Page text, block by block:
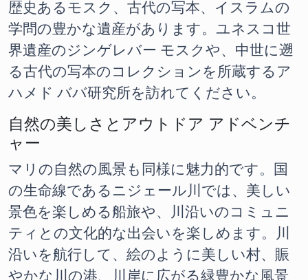
歴史あるモスク、古代の写本、イスラムの
学問の豊かな遺産があります。ユネスコ世
界遺産のジンゲレバー モスクや、中世に遡
る古代の写本のコレクションを所蔵するア
ハメド ババ研究所を訪れてください。
自然の美しさとアウトドア アドベンチ
ャー
マリの自然の風景も同様に魅力的です。国
の生命線であるニジェール川では、美しい
景色を楽しめる船旅や、川沿いのコミュニ
ティとの文化的な出会いを楽しめます。川
沿いを航行して、絵のように美しい村、賑
やかな川の港、川岸に広がる緑豊かな風景